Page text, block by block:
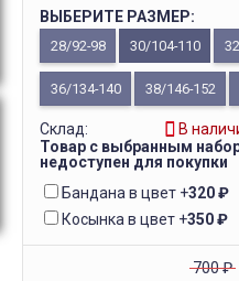
ВЫБЕРИТЕ РАЗМЕР:
28/92-98 30/104-110
36/134-140 38/146-152
Склад:
В
Товар с выбранным
недоступен для покупки
Бандана в цвет +320₽
Косынка в цвет +350₽
700₽